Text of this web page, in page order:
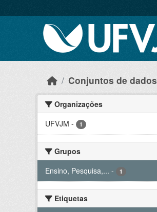
Conjuntos de dados
Organizações
UFVJM - 1
Grupos
Ensino, Pesquisa,... - 1
Etiquetas